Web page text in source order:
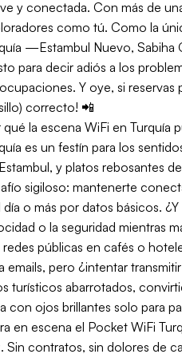
y conectada. Con más de
como tú. Como la
—Estambul Nuevo,
para decir adiós a los
Y oye, si reservas
correcto! 📲
qué la escena WiFi en
es un festín para los
y platos rebosantes
sigiloso: mantenerte
día o más por datos básicos.
o la seguridad mientras
redes públicas en cafés o
emails, pero ¿intentar
turísticos abarrotados,
con ojos brillantes solo para
en escena el Pocket WiFi
Sin contratos, sin dolores de